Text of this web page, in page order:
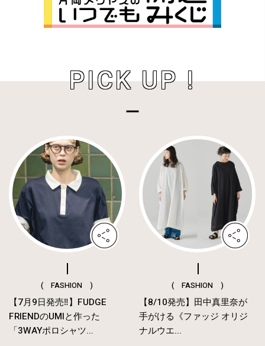
PICK UP !
( FASHION )
【7月9日発売‼︎】FUDGE
FRIENDのUMIと作った
「3WAYポロシャツ...
( FASHION )
【8/10発売】田中真里奈が
手がける《ファッジ オリジ
ナルウエ...